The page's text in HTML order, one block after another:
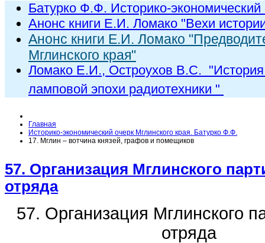
Батурко Ф.Ф. Историко-экономический
Анонс книги Е.И. Ломако "Вехи
Анонс книги Е.И. Ломако
Мглинского края"
Ломако Е.И., Остроухов В.С. "
ламповой эпохи радиотехники "
Главная
Историко-экономический очерк Мглинского края. Батурко Ф.Ф.
17. Мглин – вотчина князей, графов и помещиков
57. Организация Мглинского
отряда
57. Организация Мглинского
отряда